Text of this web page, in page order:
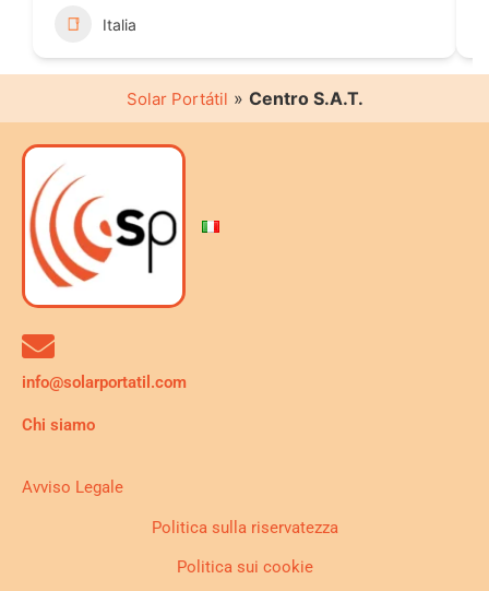
Italia
Solar Portátil » Centro S.A.T.
info@solarportatil.com
Chi siamo
Avviso Legale
Politica sulla riservatezza
Politica sui cookie